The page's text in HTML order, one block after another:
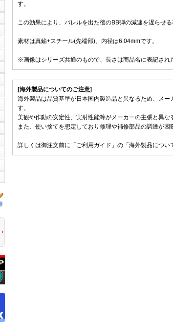
す。
この効果により、バレルを出た後のBB弾の減速を遅らせ
素材は真鍮+スチール(先端部)、内径は6.04mmです。
※画像はシリーズ共通のもので、長さは商品名に表記され
[海外製品についてのご注意]
海外製品は品質基準が日本国内製造品と異なるため、メ
す。
美観や作動の安定性、実射性能等がメーカーの主張と異な
また、使い捨てを想定しており修理や補修部品の調達が困
詳しくは御注文前に「ご利用ガイド」の「海外製品につ